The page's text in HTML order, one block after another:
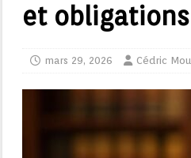
et obligations
mars 29, 2026 Cédric